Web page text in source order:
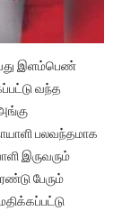
இளம்பெண்
வந்த
பலவந்தமாக
இருவரும்
பேரும்